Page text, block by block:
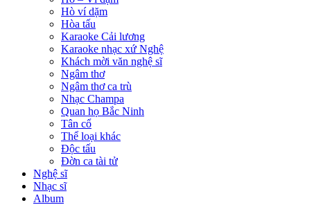
Hò ví dặm
Hòa tấu
Karaoke Cải lương
Karaoke nhạc xứ Nghệ
Khách mời văn nghệ sĩ
Ngâm thơ
Ngâm thơ ca trù
Nhạc Champa
Quan họ Bắc Ninh
Tân cổ
Thể loại khác
Độc tấu
Đờn ca tài tử
Nghệ sĩ
Nhạc sĩ
Album